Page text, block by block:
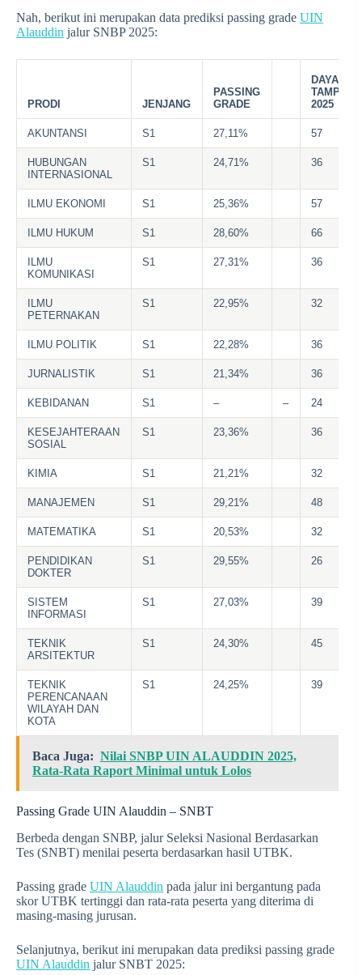
Nah, berikut ini merupakan data prediksi passing grade UIN
Alauddin jalur SNBP 2025:
PRODI JENJANG
PASSING
GRADE
DAYA
2025
AKUNTANSI S1 27,11% 57
HUBUNGAN
INTERNASIONAL
S1 24,71% 36
ILMU EKONOMI S1 25,36% 57
ILMU HUKUM S1 28,60% 66
ILMU
KOMUNIKASI
S1 27,31% 36
ILMU
PETERNAKAN
S1 22,95% 32
ILMU POLITIK S1 22,28% 36
JURNALISTIK S1 21,34% 36
KEBIDANAN S1 – – 24
KESEJAHTERAAN
SOSIAL
S1 23,36% 36
KIMIA S1 21,21% 32
MANAJEMEN S1 29,21% 48
MATEMATIKA S1 20,53% 32
PENDIDIKAN
DOKTER
S1 29,55% 26
SISTEM
INFORMASI
S1 27,03% 39
TEKNIK
ARSITEKTUR
S1 24,30% 45
TEKNIK
PERENCANAAN
WILAYAH DAN
KOTA
S1 24,25% 39
Baca Juga: Nilai SNBP UIN ALAUDDIN 2025,
Rata-Rata Raport Minimal untuk Lolos
Passing Grade UIN Alauddin – SNBT
Berbeda dengan SNBP, jalur Seleksi Nasional Berdasarkan
Tes (SNBT) menilai peserta berdasarkan hasil UTBK.
Passing grade UIN Alauddin pada jalur ini bergantung pada
skor UTBK tertinggi dan rata-rata peserta yang diterima di
masing-masing jurusan.
Selanjutnya, berikut ini merupakan data prediksi passing grade
UIN Alauddin jalur SNBT 2025: